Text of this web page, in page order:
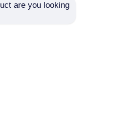
are you looking